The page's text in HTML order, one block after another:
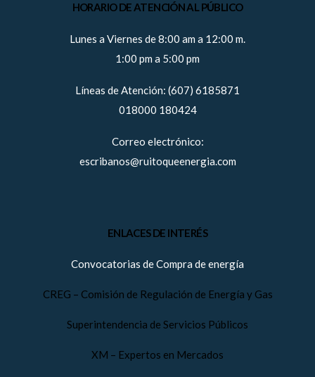
HORARIO DE ATENCIÓN AL PÚBLICO
Lunes a Viernes de 8:00 am a 12:00 m.
1:00 pm a 5:00 pm
Líneas de Atención: (607) 6185871
018000 180424
Correo electrónico:
escribanos@ruitoqueenergia.com
ENLACES DE INTERÉS
Convocatorias de Compra de energía
CREG – Comisión de Regulación de Energía y Gas
Superintendencia de Servicios Públicos
XM – Expertos en Mercados